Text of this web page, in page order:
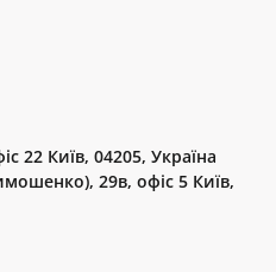
22 Київ, 04205, Україна
29в, офіс 5 Київ,